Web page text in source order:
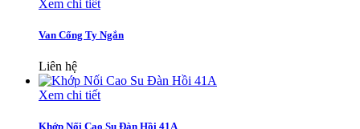
Xem chi tiết
Van Cổng Ty Ngắn
Liên hệ
Xem chi tiết
Khớp Nối Cao Su Đàn Hồi 41A